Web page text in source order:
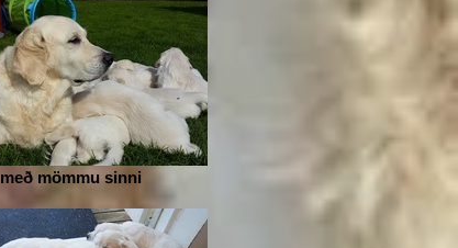
með mömmu sinni